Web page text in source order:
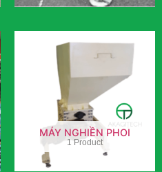
MÁY NGHIỀN PHOI
1 Product